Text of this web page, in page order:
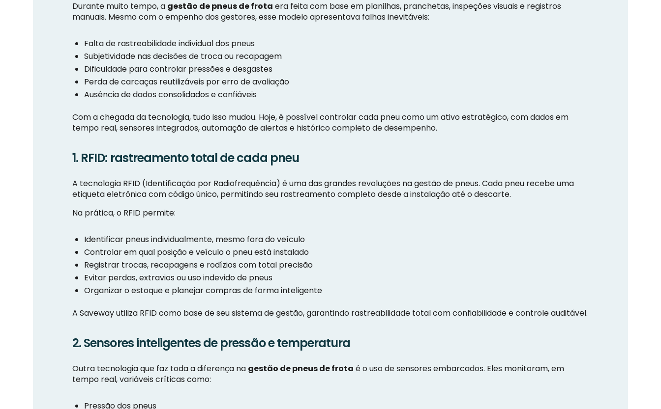
Durante muito tempo, a gestão de pneus de frota era feita com base em planilhas, pranchetas, inspeções visuais e registros
manuais. Mesmo com o empenho dos gestores, esse modelo apresentava falhas inevitáveis:
Falta de rastreabilidade individual dos pneus
Subjetividade nas decisões de troca ou recapagem
Dificuldade para controlar pressões e desgastes
Perda de carcaças reutilizáveis por erro de avaliação
Ausência de dados consolidados e confiáveis
Com a chegada da tecnologia, tudo isso mudou. Hoje, é possível controlar cada pneu como um ativo estratégico, com dados em
tempo real, sensores integrados, automação de alertas e histórico completo de desempenho.
1. RFID: rastreamento total de cada pneu
A tecnologia RFID (Identificação por Radiofrequência) é uma das grandes revoluções na gestão de pneus. Cada pneu recebe uma
etiqueta eletrônica com código único, permitindo seu rastreamento completo desde a instalação até o descarte.
Na prática, o RFID permite:
Identificar pneus individualmente, mesmo fora do veículo
Controlar em qual posição e veículo o pneu está instalado
Registrar trocas, recapagens e rodízios com total precisão
Evitar perdas, extravios ou uso indevido de pneus
Organizar o estoque e planejar compras de forma inteligente
A Saveway utiliza RFID como base de seu sistema de gestão, garantindo rastreabilidade total com confiabilidade e controle auditável.
2. Sensores inteligentes de pressão e temperatura
Outra tecnologia que faz toda a diferença na gestão de pneus de frota é o uso de sensores embarcados. Eles monitoram, em
tempo real, variáveis críticas como:
Pressão dos pneus